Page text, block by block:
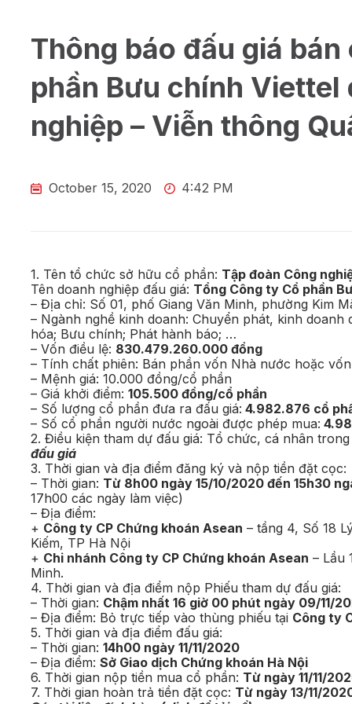
Thông báo đấu giá
phần Bưu chính Viettel
nghiệp – Viễn thông
October 15, 2020 4:42 PM
1. Tên tổ chức sở hữu cổ phần: Tập đoàn Công
Tên doanh nghiệp đấu giá: Tổng Công ty Cổ phần
– Địa chỉ: Số 01, phố Giang Văn Minh, phường Kim
– Ngành nghề kinh doanh: Chuyển phát, kinh
hóa; Bưu chính; Phát hành báo; …
– Vốn điều lệ: 830.479.260.000 đồng
– Tính chất phiên: Bán phần vốn Nhà nước hoặc
– Mệnh giá: 10.000 đồng/cổ phần
– Giá khởi điểm: 105.500 đồng/cổ phần
– Số lượng cổ phần đưa ra đấu giá: 4.982.876 cổ
– Số cổ phần người nước ngoài được phép mua:
2. Điều kiện tham dự đấu giá: Tổ chức, cá nhân
đấu giá
3. Thời gian và địa điểm đăng ký và nộp tiền đặt cọc:
– Thời gian: Từ 8h00 ngày 15/10/2020 đến 15h30
17h00 các ngày làm việc)
– Địa điểm:
+ Công ty CP Chứng khoán Asean – tầng 4, Số 18
Kiếm, TP Hà Nội
+ Chi nhánh Công ty CP Chứng khoán Asean – Lầu
Minh.
4. Thời gian và địa điểm nộp Phiếu tham dự đấu giá:
– Thời gian: Chậm nhất 16 giờ 00 phút ngày 09/11/
– Địa điểm: Bỏ trực tiếp vào thùng phiếu tại Công ty
5. Thời gian và địa điểm đấu giá:
– Thời gian: 14h00 ngày 11/11/2020
– Địa điểm: Sở Giao dịch Chứng khoán Hà Nội
6. Thời gian nộp tiền mua cổ phần: Từ ngày 11/11/
7. Thời gian hoàn trả tiền đặt cọc: Từ ngày 13/11/